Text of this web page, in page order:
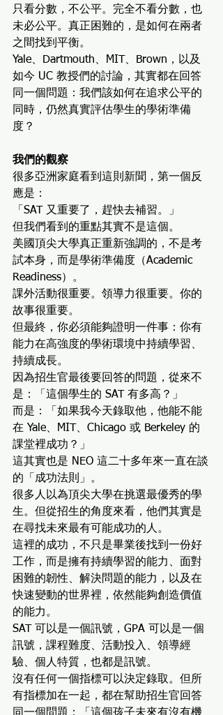
只看分數，不公平。完全不看分數，也
未必公平。真正困難的，是如何在兩者
之間找到平衡。
Yale、Dartmouth、MIT、Brown，以及
如今 UC 教授們的討論，其實都在回答
同一個問題：我們該如何在追求公平的
同時，仍然真實評估學生的學術準備
度？
我們的觀察
很多亞洲家庭看到這則新聞，第一個反
應是：
「SAT 又重要了，趕快去補習。」
但我們看到的重點其實不是這個。
美國頂尖大學真正重新強調的，不是考
試本身，而是學術準備度（Academic
Readiness）。
課外活動很重要。領導力很重要。你的
故事很重要。
但最終，你必須能夠證明一件事：你有
能力在高強度的學術環境中持續學習、
持續成長。
因為招生官最後要回答的問題，從來不
是：「這個學生的 SAT 有多高？」
而是：「如果我今天錄取他，他能不能
在 Yale、MIT、Chicago 或 Berkeley 的
課堂裡成功？」
這其實也是 NEO 這二十多年來一直在談
的「成功法則」。
很多人以為頂尖大學在挑選最優秀的學
生。但從招生的角度來看，他們其實是
在尋找未來最有可能成功的人。
這裡的成功，不只是畢業後找到一份好
工作，而是擁有持續學習的能力、面對
困難的韌性、解決問題的能力，以及在
快速變動的世界裡，依然能夠創造價值
的能力。
SAT 可以是一個訊號，GPA 可以是一個
訊號，課程難度、活動投入、領導經
驗、個人特質，也都是訊號。
沒有任何一個指標可以決定錄取。但所
有指標加在一起，都在幫助招生官回答